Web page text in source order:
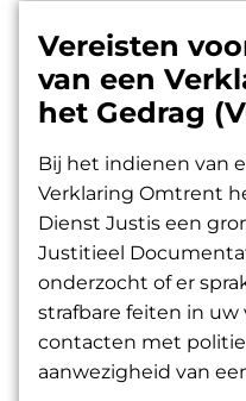
Vereisten
van een
het Gedrag
Bij het indienen van
Verklaring Omtrent
Dienst Justis een
Justitieel
onderzocht of er
strafbare feiten in
contacten met
aanwezigheid van